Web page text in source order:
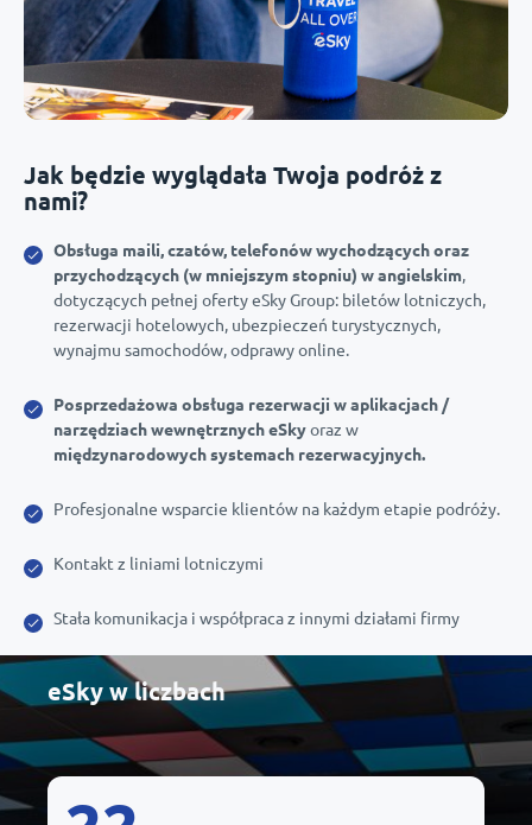
Jak będzie wyglądała Twoja podróż z
nami?
Obsługa maili, czatów, telefonów wychodzących oraz
przychodzących (w mniejszym stopniu) w angielskim,
dotyczących pełnej oferty eSky Group: biletów lotniczych,
rezerwacji hotelowych, ubezpieczeń turystycznych,
wynajmu samochodów, odprawy online.
Posprzedażowa obsługa rezerwacji w aplikacjach /
narzędziach wewnętrznych eSkyoraz w
międzynarodowych systemach rezerwacyjnych.
Profesjonalne wsparcie klientów na każdym etapie podróży.
Kontakt z liniami lotniczymi
Stała komunikacja i współpraca z innymi działami firmy
eSky w liczbach